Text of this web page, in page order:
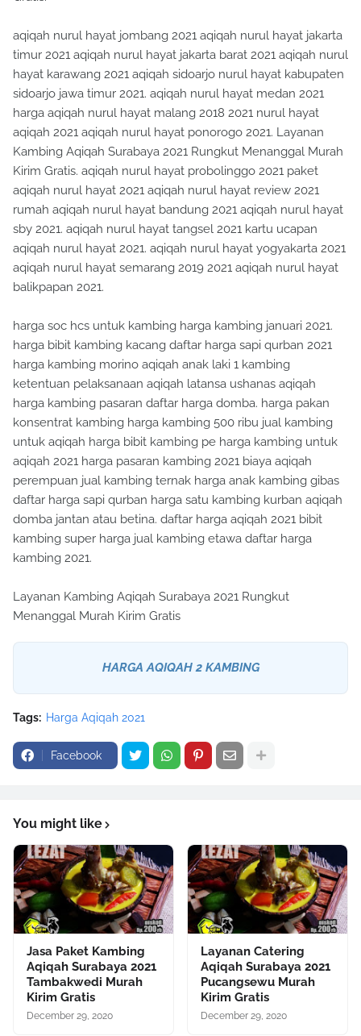
aqiqah nurul hayat jombang 2021 aqiqah nurul hayat jakarta
timur 2021 aqiqah nurul hayat jakarta barat 2021 aqiqah nurul
hayat karawang 2021 aqiqah sidoarjo nurul hayat kabupaten
sidoarjo jawa timur 2021. aqiqah nurul hayat medan 2021
harga aqiqah nurul hayat malang 2018 2021 nurul hayat
aqiqah 2021 aqiqah nurul hayat ponorogo 2021. Layanan
Kambing Aqiqah Surabaya 2021 Rungkut Menanggal Murah
Kirim Gratis. aqiqah nurul hayat probolinggo 2021 paket
aqiqah nurul hayat 2021 aqiqah nurul hayat review 2021
rumah aqiqah nurul hayat bandung 2021 aqiqah nurul hayat
sby 2021. aqiqah nurul hayat tangsel 2021 kartu ucapan
aqiqah nurul hayat 2021. aqiqah nurul hayat yogyakarta 2021
aqiqah nurul hayat semarang 2019 2021 aqiqah nurul hayat
balikpapan 2021.
harga soc hcs untuk kambing harga kambing januari 2021.
harga bibit kambing kacang daftar harga sapi qurban 2021
harga kambing morino aqiqah anak laki 1 kambing
ketentuan pelaksanaan aqiqah latansa ushanas aqiqah
harga kambing pasaran daftar harga domba. harga pakan
konsentrat kambing harga kambing 500 ribu jual kambing
untuk aqiqah harga bibit kambing pe harga kambing untuk
aqiqah 2021 harga pasaran kambing 2021 biaya aqiqah
perempuan jual kambing ternak harga anak kambing gibas
daftar harga sapi qurban harga satu kambing kurban aqiqah
domba jantan atau betina. daftar harga aqiqah 2021 bibit
kambing super harga jual kambing etawa daftar harga
kambing 2021.
Layanan Kambing Aqiqah Surabaya 2021 Rungkut
Menanggal Murah Kirim Gratis
HARGA AQIQAH 2 KAMBING
Tags: Harga Aqiqah 2021
Facebook
You might like
Jasa Paket Kambing
Aqiqah Surabaya 2021
Tambakwedi Murah
Kirim Gratis
December 29, 2020
Layanan Catering
Aqiqah Surabaya 2021
Pucangsewu Murah
Kirim Gratis
December 29, 2020